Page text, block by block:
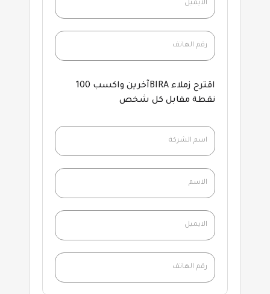
اقترح زملاء BIRAآخرين واكسب 100
نقطة مقابل كل شخص